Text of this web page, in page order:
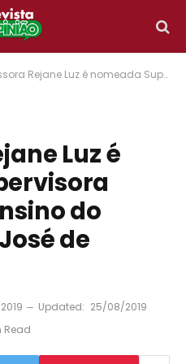
Luz é nomeada Supervisora Estadual de Ensino do Município de José de Freitas
Luz é
do
de
Updated: 25/08/2019
Read